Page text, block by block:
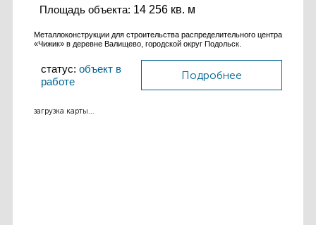
Площадь объекта: 14 256 кв. м
Металлоконструкции для строительства распределительного центра
«Чижик» в деревне Валищево, городской округ Подольск.
статус: объект в
работе
Подробнее
загрузка карты...